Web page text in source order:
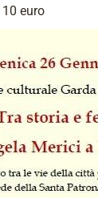
euro